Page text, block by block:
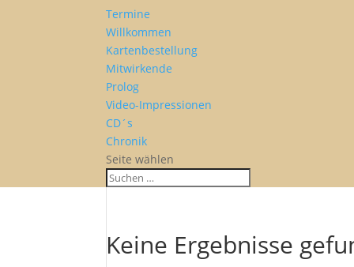
Termine
Willkommen
Kartenbestellung
Mitwirkende
Prolog
Video-Impressionen
CD´s
Chronik
Seite wählen
Keine Ergebnisse